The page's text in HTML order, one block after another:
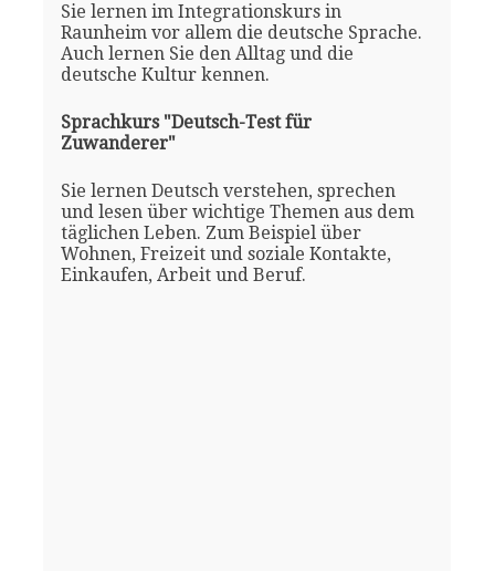
Sie lernen im Integrationskurs in
Raunheim vor allem die deutsche Sprache.
Auch lernen Sie den Alltag und die
deutsche Kultur kennen.
Sprachkurs "Deutsch-Test für
Zuwanderer"
Sie lernen Deutsch verstehen, sprechen
und lesen über wichtige Themen aus dem
täglichen Leben. Zum Beispiel über
Wohnen, Freizeit und soziale Kontakte,
Einkaufen, Arbeit und Beruf.